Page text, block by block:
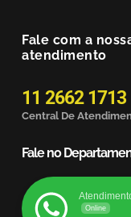
Fale com a
atendimento
11 2662 1713
Central De
Fale no
Online